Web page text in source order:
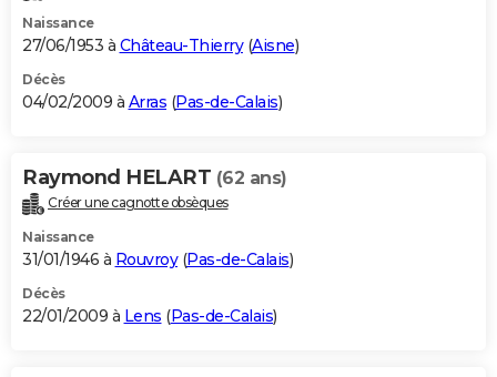
Naissance
27/06/1953 à Château-Thierry(Aisne)
Décès
04/02/2009 à Arras (Pas-de-Calais)
Raymond HELART (62 ans)
Créer une cagnotte obsèques
Naissance
31/01/1946 à Rouvroy(Pas-de-Calais)
Décès
22/01/2009 à Lens (Pas-de-Calais)